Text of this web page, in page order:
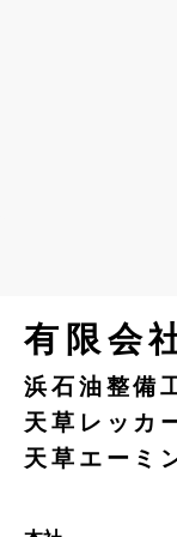
有限会
浜石油整備
天草レッカ
天草エーミ